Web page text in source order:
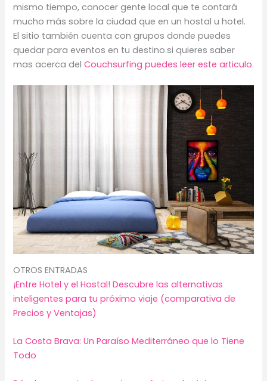
mismo tiempo, conocer gente local que te contará
mucho más sobre la ciudad que en un hostal u hotel.
El sitio también cuenta con grupos donde puedes
quedar para eventos en tu destino.si quieres saber
mas acerca delCouchsurfing puedes leer este articulo
OTROS ENTRADAS
¡Entre Hotel y el Hostal! Descubre las alternativas
inteligentes para tu próximo viaje (comparativa de
Precios y Ventajas)
La Costa Brava: Un Paraíso Mediterráneo que lo Tiene
Todo